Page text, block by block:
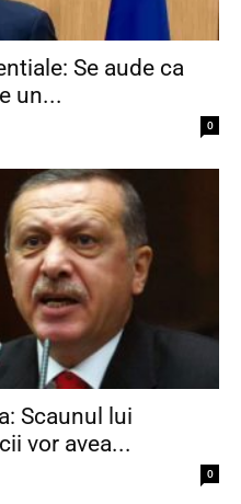
Se aude ca
un...
0
Scaunul lui
vor avea...
0